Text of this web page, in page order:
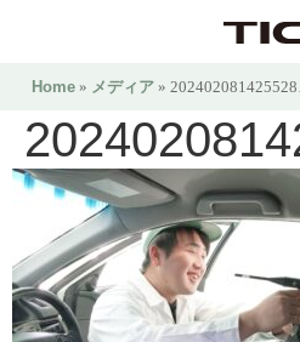
Home » メディア »